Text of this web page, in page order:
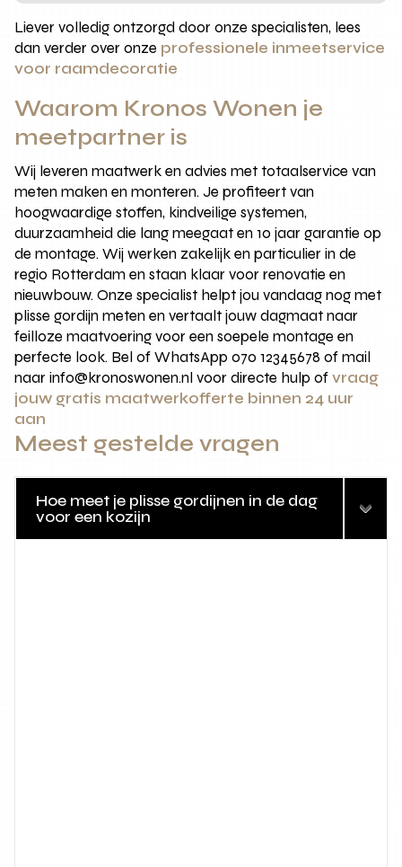
Liever volledig ontzorgd door onze specialisten, lees
dan verder over onze professionele inmeetservice
voor raamdecoratie
Waarom Kronos Wonen je
meetpartner is
Wij leveren maatwerk en advies met totaalservice van
meten maken en monteren. Je profiteert van
hoogwaardige stoffen, kindveilige systemen,
duurzaamheid die lang meegaat en 10 jaar garantie op
de montage. Wij werken zakelijk en particulier in de
regio Rotterdam en staan klaar voor renovatie en
nieuwbouw. Onze specialist helpt jou vandaag nog met
plisse gordijn meten en vertaalt jouw dagmaat naar
feilloze maatvoering voor een soepele montage en
perfecte look. Bel of WhatsApp 070 12345678 of mail
naar info@kronoswonen.nl voor directe hulp ofvraag
jouw gratis maatwerkofferte binnen 24 uur
aan
Meest gestelde vragen
Hoe meet je plisse gordijnen in de dag
voor een kozijn